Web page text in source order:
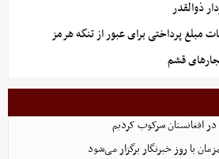
ذوالقدر
مبلغ پرداختی برای عبور از تنگه هرمز
قشم
افغانستان سرکوب کردیم
با روز خبرنگار برگزار می‌شود